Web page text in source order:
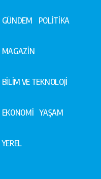
GÜNDEM POLİTİKA
MAGAZİN
BİLİM VE TEKNOLOJİ
EKONOMİ YAŞAM
YEREL